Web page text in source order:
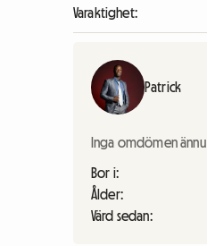
Varaktighet:
Patrick
Inga omdömen ännu
Bor i:
Ålder:
Värd sedan: